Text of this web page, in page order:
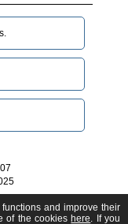
and improve their
of the cookies here. If you